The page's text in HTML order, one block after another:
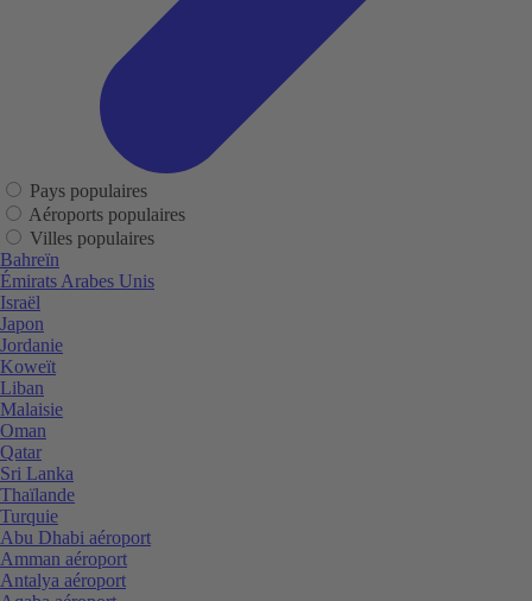
Pays populaires
Aéroports populaires
Villes populaires
Bahreïn
Émirats Arabes Unis
Israël
Japon
Jordanie
Koweït
Liban
Malaisie
Oman
Qatar
Sri Lanka
Thaïlande
Turquie
Abu Dhabi aéroport
Amman aéroport
Antalya aéroport